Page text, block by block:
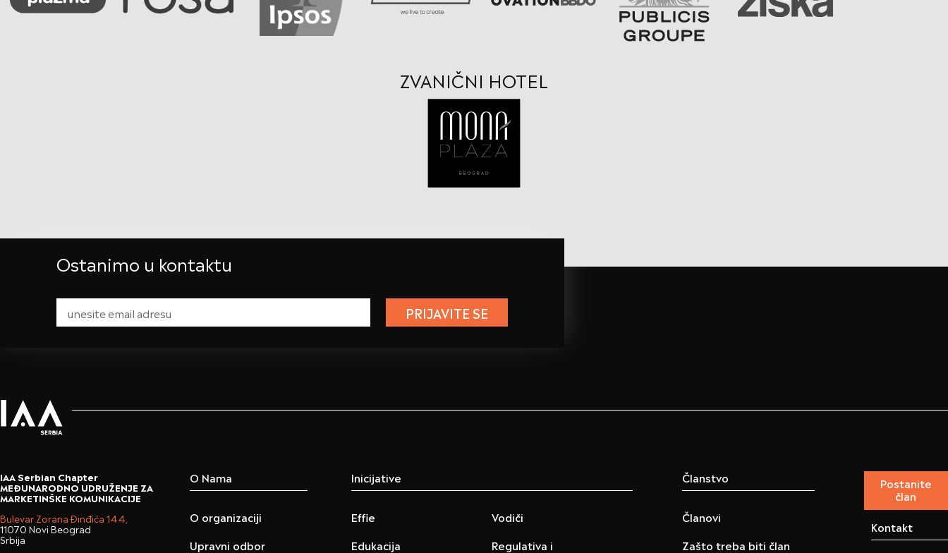
ZVANIČNI HOTEL
Ostanimo u kontaktu
PRIJAVITE SE
IAA Serbian Chapter
MEĐUNARODNO UDRUŽENJE ZA
MARKETINŠKE KOMUNIKACIJE
Bulevar Zorana Đinđića 144,
11070 Novi Beograd
Srbija
O Nama
O organizaciji
Upravni odbor
Inicijative
Effie
Edukacija
Vodiči
Regulativa i
Članstvo
Članovi
Zašto treba biti član
Postanite
član
Kontakt